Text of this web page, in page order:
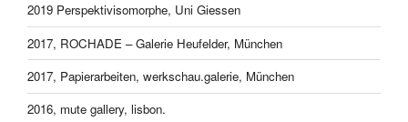
2019 Perspektivisomorphe, Uni Giessen
2017, ROCHADE – Galerie Heufelder, München
2017, Papierarbeiten, werkschau.galerie, München
2016, mute gallery, lisbon.